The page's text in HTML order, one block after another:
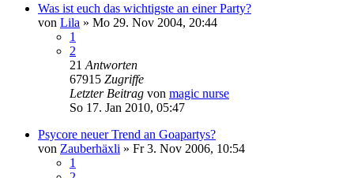
Was ist euch das wichtigste an einer Party?
von Lila » Mo 29. Nov 2004, 20:44
1
2
21 Antworten
67915 Zugriffe
Letzter Beitrag von magic nurse
So 17. Jan 2010, 05:47
Psycore neuer Trend an Goapartys?
von Zauberhäxli » Fr 3. Nov 2006, 10:54
1